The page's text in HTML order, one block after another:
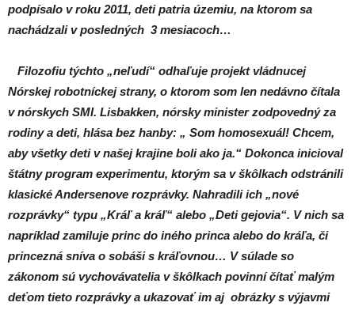
podpísalo v roku 2011, deti patria územiu, na ktorom sa
nachádzali v posledných 3 mesiacoch…
Filozofiu týchto „neľudí“ odhaľuje projekt vládnucej
Nórskej robotníckej strany, o ktorom som len nedávno čítala
v nórskych SMI. Lisbakken, nórsky minister zodpovedný za
rodiny a deti, hlása bez hanby: „ Som homosexuál! Chcem,
aby všetky deti v našej krajine boli ako ja.“ Dokonca inicioval
štátny program experimentu, ktorým sa v škôlkach odstránili
klasické Andersenove rozprávky. Nahradili ich „nové
rozprávky“ typu „Kráľ a kráľ“ alebo „Deti gejovia“. V nich sa
napríklad zamiluje princ do iného princa alebo do kráľa, či
princezná sníva o sobáši s kráľovnou… V súlade so
zákonom sú vychovávatelia v škôlkach povinní čítať malým
deťom tieto rozprávky a ukazovať im aj obrázky s výjavmi